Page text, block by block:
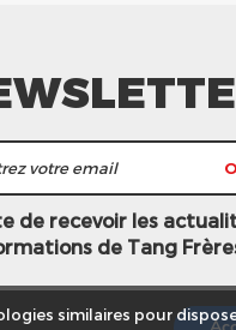
de recevoir les
de Tang
similaires pour